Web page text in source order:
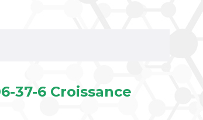
37-6 Croissance